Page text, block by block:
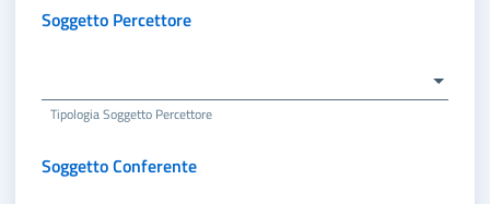
Soggetto Percettore
Tipologia Soggetto Percettore
Soggetto Conferente